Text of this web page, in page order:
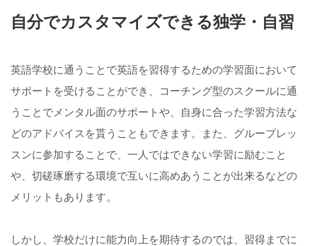
自分でカスタマイズできる独学・自習
英語学校に通うことで英語を習得するための学習面において
サポートを受けることができ、コーチング型のスクールに通
うことでメンタル面のサポートや、自身に合った学習方法な
どのアドバイスを貰うこともできます。また、グループレッ
スンに参加することで、一人ではできない学習に励むこと
や、切磋琢磨する環境で互いに高めあうことが出来るなどの
メリットもあります。
しかし、学校だけに能力向上を期待するのでは、習得までに